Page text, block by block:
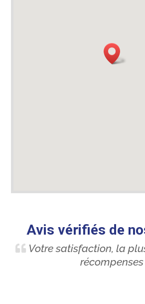
Avis vérifiés de
Votre satisfaction, la
récompenses